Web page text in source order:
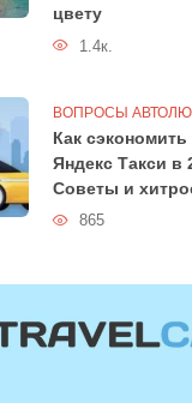
цвету
1.4к.
ВОПРОСЫ
Как сэкономить
Яндекс Такси в
Советы и
865